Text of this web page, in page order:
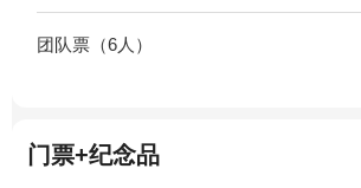
团队票（6人）
门票+纪念品